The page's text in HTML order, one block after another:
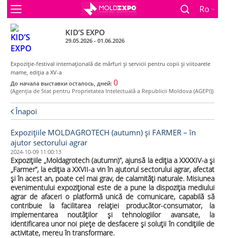
Ro
KID’S EXPO
29.05.2026 - 01.06.2026
Expoziţie-festival internaţională de mărfuri şi servicii pentru copii şi viitoarele
mame, ediţia a XV-a
До начала выставки осталось, дней: 0
(Agenţia de Stat pentru Proprietatea Intelectuală a Republicii Moldova (AGEPI))
Înapoi
Expozițiile MOLDAGROTECH (autumn) și FARMER – în
ajutor sectorului agrar
2024-10-09 11:00:13
Expoziţiile „Moldagrotech (autumn)”, ajunsă la ediţia a XXXXIV-a și
„Farmer”, la ediția a XXVII-a vin în ajutorul sectorului agrar, afectat
și în acest an, poate cel mai grav, de calamități naturale. Misiunea
evenimentului expozițional este de a pune la dispoziția mediului
agrar de afaceri o platformă unică de comunicare, capabilă să
contribuie la facilitarea relației producător-consumator, la
implementarea noutăților și tehnologiilor avansate, la
identificarea unor noi piețe de desfacere și soluții în condițiile de
activitate, mereu în transformare.